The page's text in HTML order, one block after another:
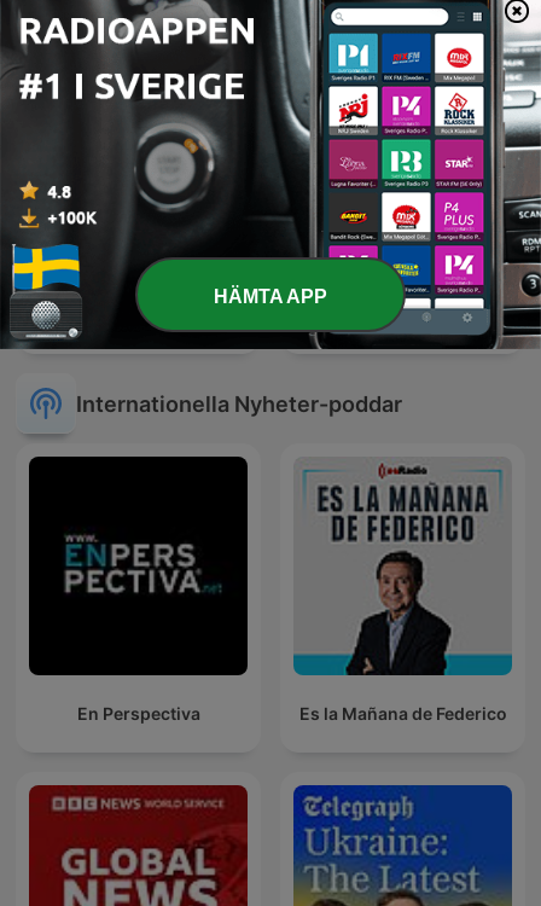
War on the Rocks Entrez dans l'Histoire
Internationella Nyheter-poddar
En Perspectiva Es la Mañana de Federico
HÄMTA APP